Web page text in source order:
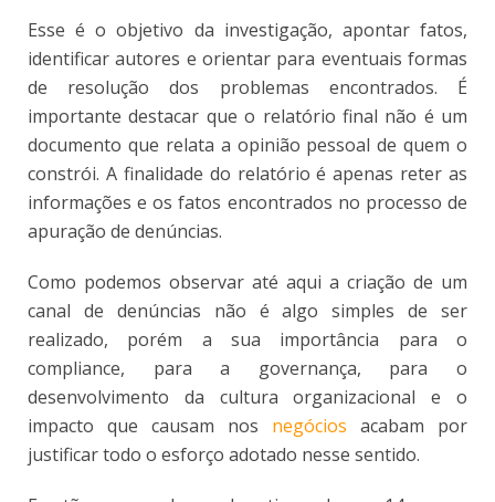
Esse é o objetivo da investigação, apontar fatos,
identificar autores e orientar para eventuais formas
de resolução dos problemas encontrados. É
importante destacar que o relatório final não é um
documento que relata a opinião pessoal de quem o
constrói. A finalidade do relatório é apenas reter as
informações e os fatos encontrados no processo de
apuração de denúncias.
Como podemos observar até aqui a criação de um
canal de denúncias não é algo simples de ser
realizado, porém a sua importância para o
compliance, para a governança, para o
desenvolvimento da cultura organizacional e o
impacto que causam nos negócios acabam por
justificar todo o esforço adotado nesse sentido.